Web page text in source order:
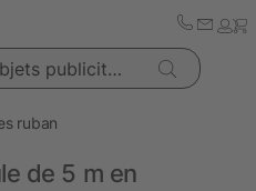
ruban
de 5 m en